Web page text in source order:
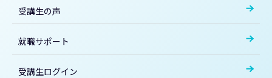
受講生の声
就職サポート
受講生ログイン